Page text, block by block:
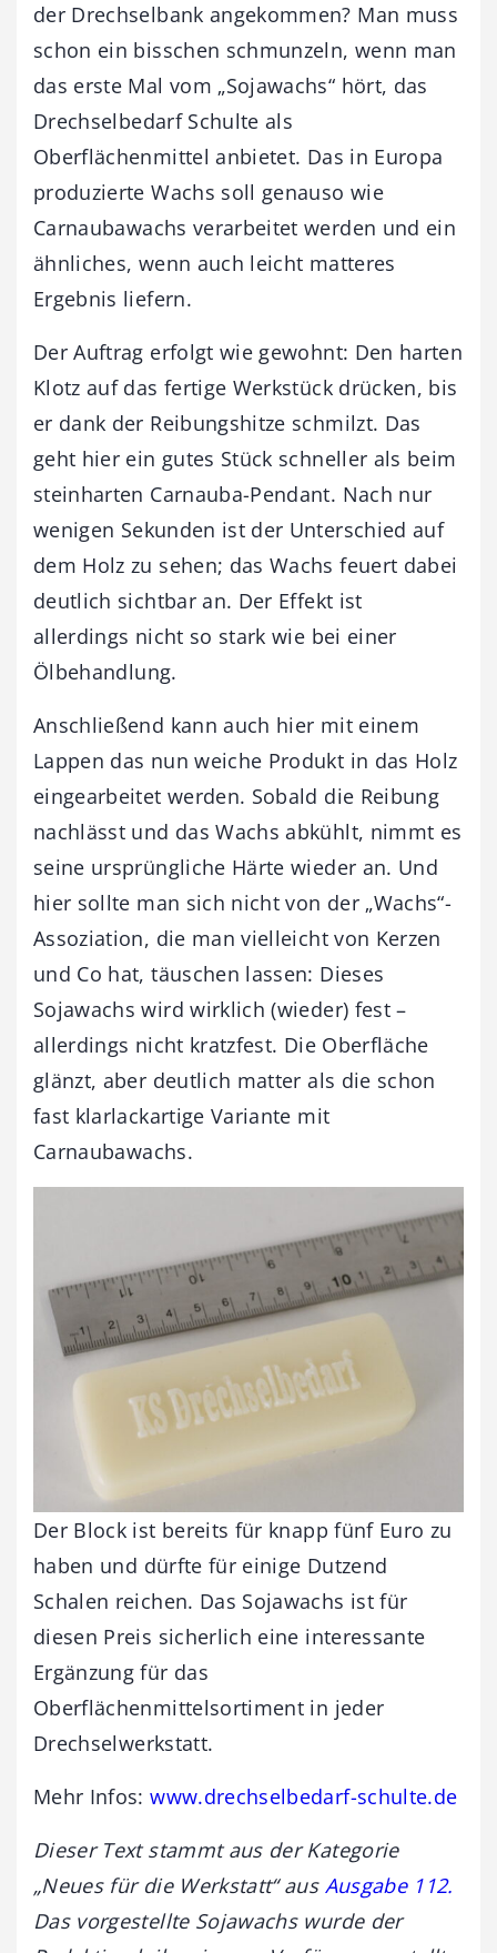
der Drechselbank angekommen? Man muss
schon ein bisschen schmunzeln, wenn man
das erste Mal vom „Sojawachs“ hört, das
Drechselbedarf Schulte als
Oberflächenmittel anbietet. Das in Europa
produzierte Wachs soll genauso wie
Carnaubawachs verarbeitet werden und ein
ähnliches, wenn auch leicht matteres
Ergebnis liefern.
Der Auftrag erfolgt wie gewohnt: Den harten
Klotz auf das fertige Werkstück drücken, bis
er dank der Reibungshitze schmilzt. Das
geht hier ein gutes Stück schneller als beim
steinharten Carnauba-Pendant. Nach nur
wenigen Sekunden ist der Unterschied auf
dem Holz zu sehen; das Wachs feuert dabei
deutlich sichtbar an. Der Effekt ist
allerdings nicht so stark wie bei einer
Ölbehandlung.
Anschließend kann auch hier mit einem
Lappen das nun weiche Produkt in das Holz
eingearbeitet werden. Sobald die Reibung
nachlässt und das Wachs abkühlt, nimmt es
seine ursprüngliche Härte wieder an. Und
hier sollte man sich nicht von der „Wachs“-
Assoziation, die man vielleicht von Kerzen
und Co hat, täuschen lassen: Dieses
Sojawachs wird wirklich (wieder) fest –
allerdings nicht kratzfest. Die Oberfläche
glänzt, aber deutlich matter als die schon
fast klarlackartige Variante mit
Carnaubawachs.
Der Block ist bereits für knapp fünf Euro zu
haben und dürfte für einige Dutzend
Schalen reichen. Das Sojawachs ist für
diesen Preis sicherlich eine interessante
Ergänzung für das
Oberflächenmittelsortiment in jeder
Drechselwerkstatt.
Mehr Infos:www.drechselbedarf-schulte.de
Dieser Text stammt aus der Kategorie
„Neues für die Werkstatt“ aus Ausgabe 112.
Das vorgestellte Sojawachs wurde der